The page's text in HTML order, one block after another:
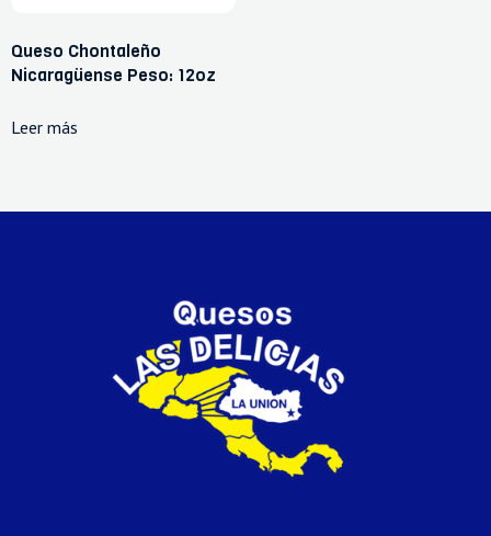
Queso Chontaleño
Nicaragüense Peso: 12oz
Leer más